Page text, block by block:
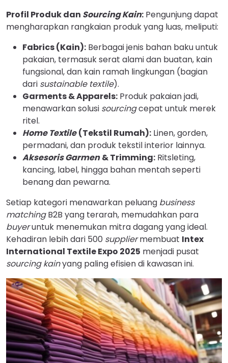
Profil Produk dan Sourcing Kain: Pengunjung dapat
mengharapkan rangkaian produk yang luas, meliputi:
Fabrics (Kain): Berbagai jenis bahan baku untuk
pakaian, termasuk serat alami dan buatan, kain
fungsional, dan kain ramah lingkungan (bagian
dari sustainable textile).
Garments & Apparels: Produk pakaian jadi,
menawarkan solusi sourcingcepat untuk merek
ritel.
Home Textile (Tekstil Rumah): Linen, gorden,
permadani, dan produk tekstil interior lainnya.
Aksesoris Garmen & Trimming: Ritsleting,
kancing, label, hingga bahan mentah seperti
benang dan pewarna.
Setiap kategori menawarkan peluang business
matchingB2B yang terarah, memudahkan para
buyeruntuk menemukan mitra dagang yang ideal.
Kehadiran lebih dari 500 suppliermembuat Intex
International Textile Expo 2025 menjadi pusat
sourcing kainyang paling efisien di kawasan ini.